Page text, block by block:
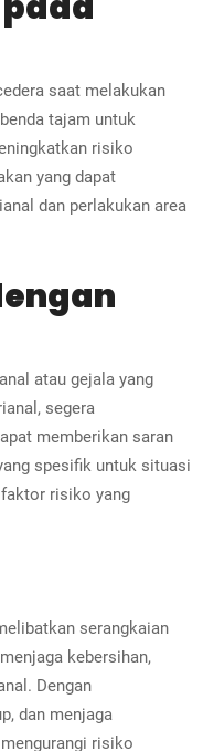
saat melakukan
tajam untuk
risiko
yang dapat
dan perlakukan area
atau gejala yang
segera
memberikan saran
spesifik untuk situasi
risiko yang
serangkaian
kebersihan,
Dengan
dan menjaga
risiko